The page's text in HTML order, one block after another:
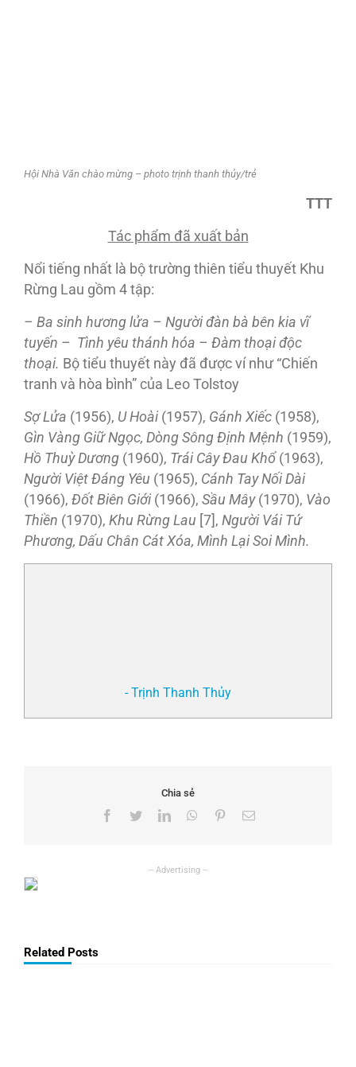
Hội Nhà Văn chào mừng – photo trịnh thanh thủy/trẻ
TTT
Tác phẩm đã xuất bản
Nổi tiếng nhất là bộ trường thiên tiểu thuyết Khu
Rừng Lau gồm 4 tập:
– Ba sinh hương lửa – Người đàn bà bên kia vĩ
tuyến – Tình yêu thánh hóa – Đàm thoại độc
thoại. Bộ tiểu thuyết này đã được ví như “Chiến
tranh và hòa bình” của Leo Tolstoy
Sợ Lửa (1956), U Hoài (1957), Gánh Xiếc (1958),
Gìn Vàng Giữ Ngọc, Dòng Sông Định Mệnh (1959),
Hồ Thuỳ Dương (1960), Trái Cây Đau Khổ (1963),
Người Việt Đáng Yêu (1965), Cánh Tay Nối Dài
(1966), Đốt Biên Giới (1966), Sầu Mây(1970), Vào
Thiền (1970), Khu Rừng Lau [7], Người Vái Tứ
Phương, Dấu Chân Cát Xóa, Mình Lại Soi Mình.
- Trịnh Thanh Thủy
Chia sẻ
Facebook
TwitterLinkedInWhatsApp
PinterestEmail
Related Posts